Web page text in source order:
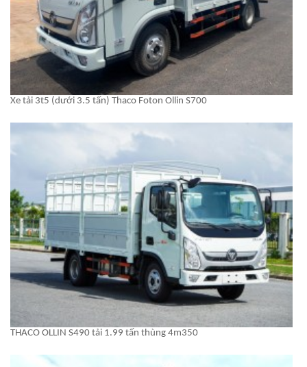
Xe tải 3t5 (dưới 3.5 tấn) Thaco Foton Ollin S700
THACO OLLIN S490 tải 1.99 tấn thùng 4m350